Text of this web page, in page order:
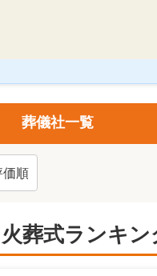
葬儀社一覧
価順
葬式ランキ